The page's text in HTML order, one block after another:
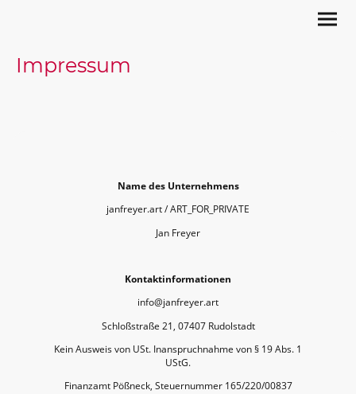
Impressum
Name des Unternehmens
janfreyer.art / ART_FOR_PRIVATE
Jan Freyer
Kontaktinformationen
info@janfreyer.art
Schloßstraße 21, 07407 Rudolstadt
Kein Ausweis von USt. Inanspruchnahme von § 19 Abs. 1
UStG.
Finanzamt Pößneck, Steuernummer 165/220/00837